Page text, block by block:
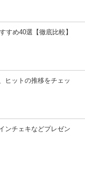
すめ40選【徹底比較】
ヒットの推移をチェッ
ンチェキなどプレゼン